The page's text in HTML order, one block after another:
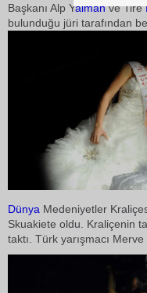
Başkanı Alp Yalmanve Tire
bulunduğu jüri tarafından
Dünya Medeniyetler
Skuakiete oldu. Kraliçenin
taktı. Türk yarışmacı